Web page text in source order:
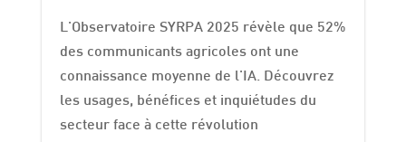
L'Observatoire SYRPA 2025 révèle que 52%
des communicants agricoles ont une
connaissance moyenne de l'IA. Découvrez
les usages, bénéfices et inquiétudes du
secteur face à cette révolution